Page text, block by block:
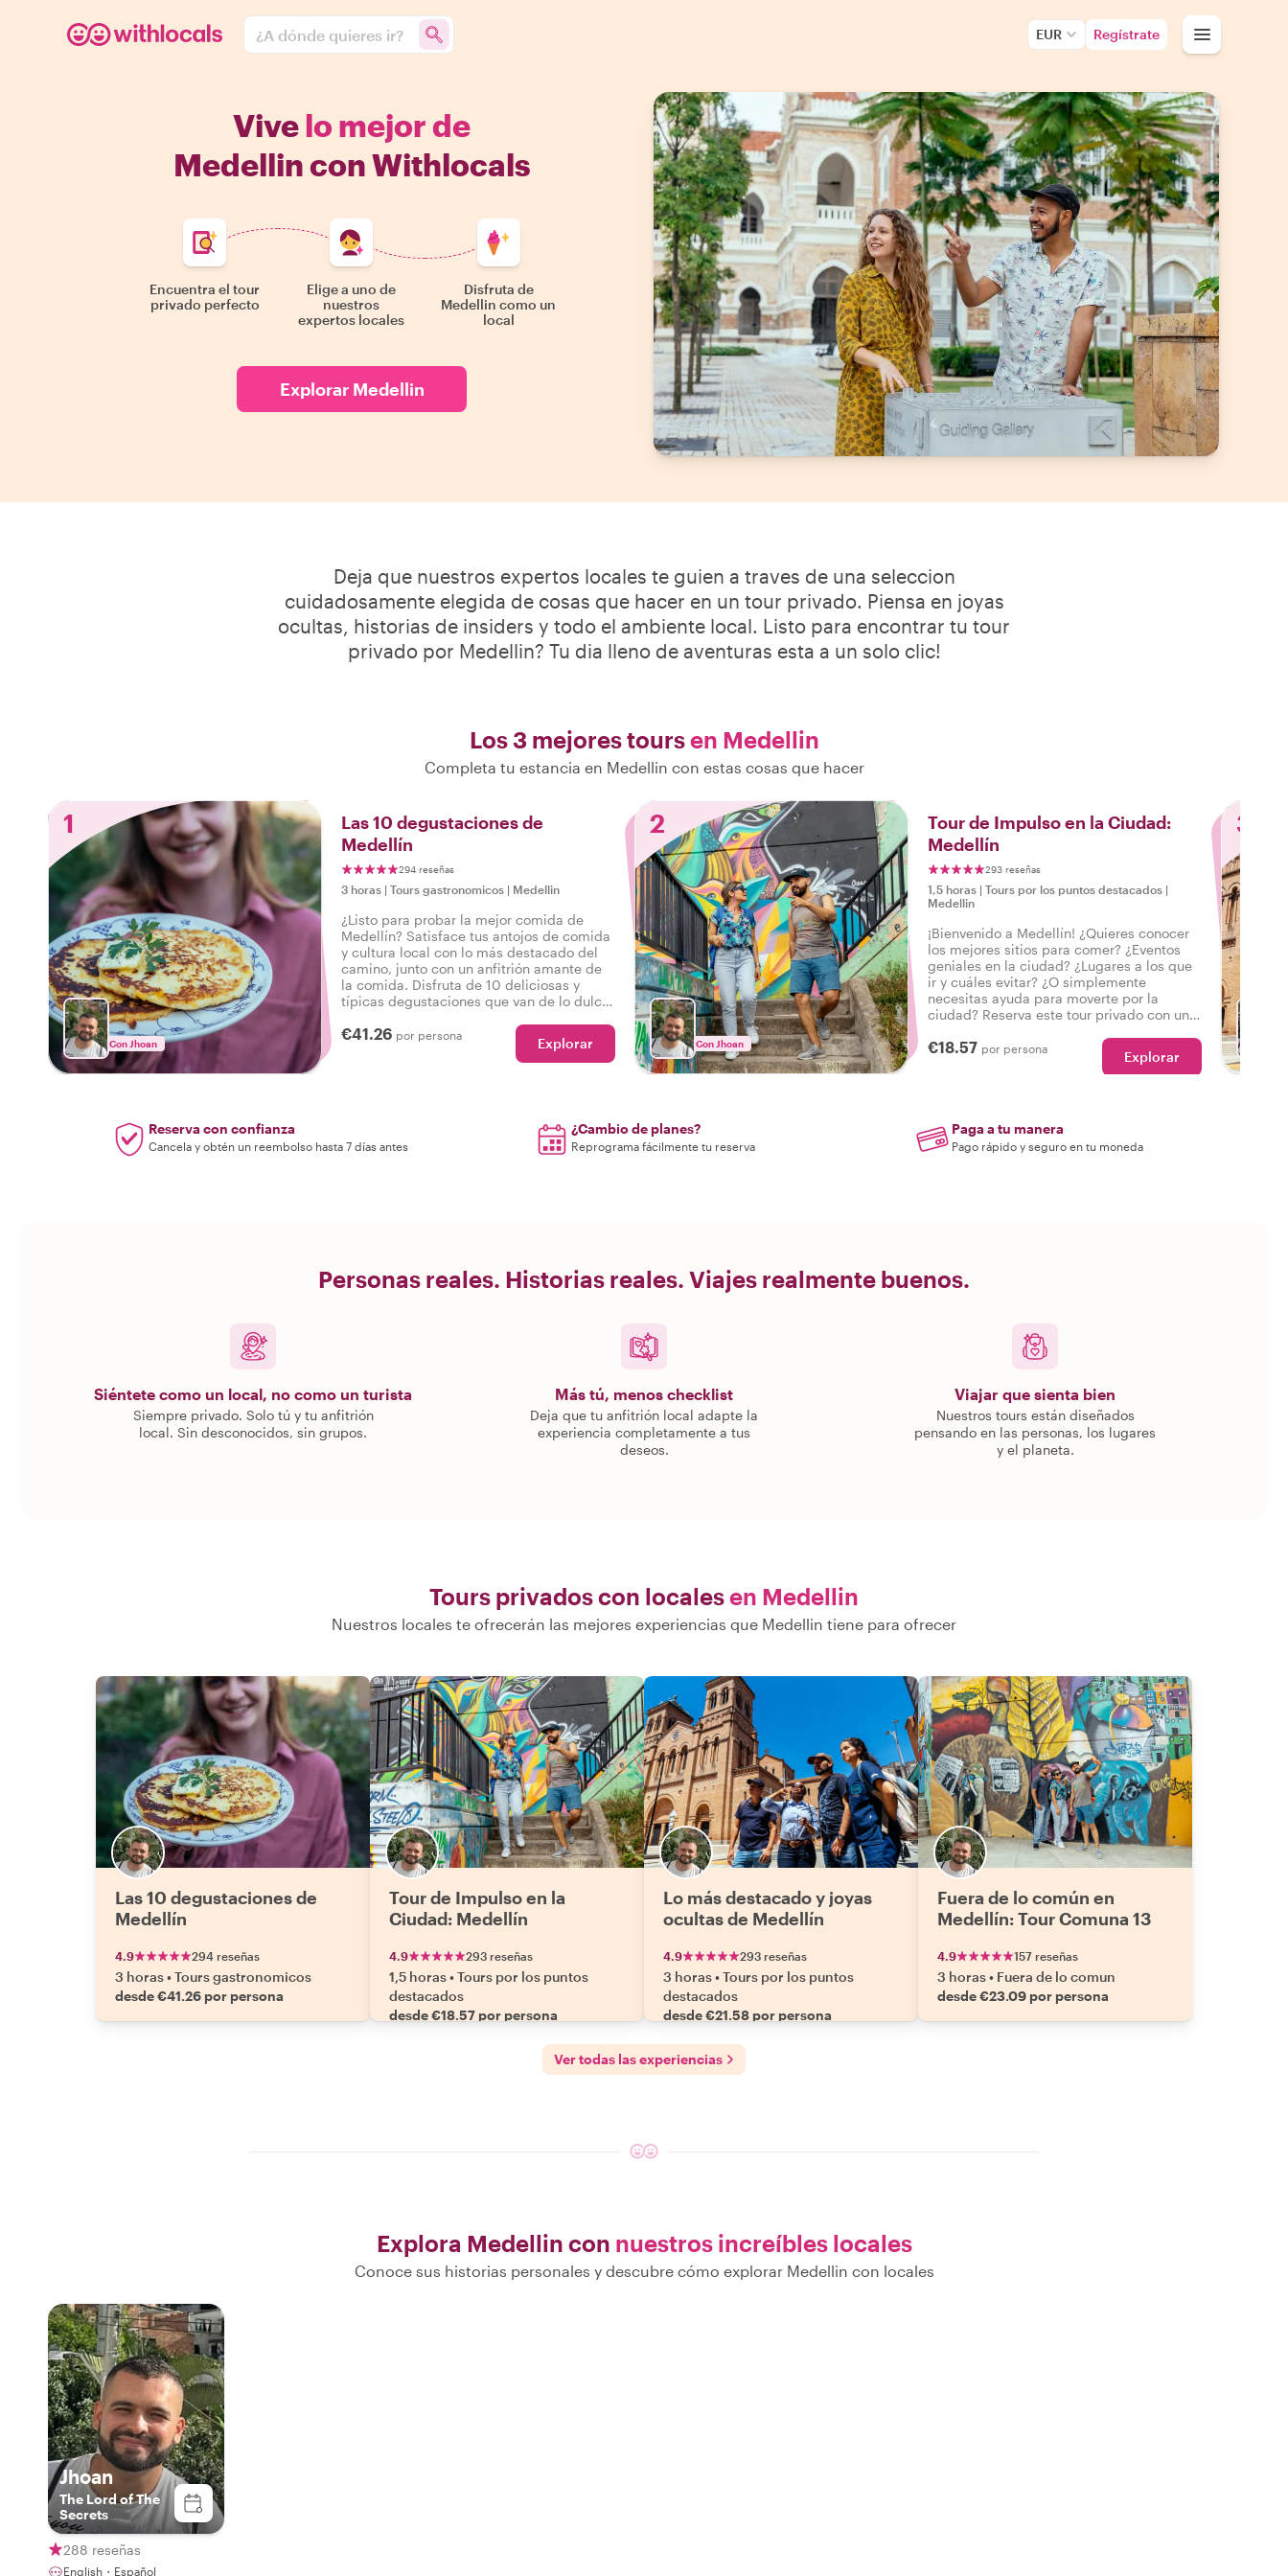
¿A dónde quieres ir? EUR Regístrate
Vivelo mejor de
Medellin con Withlocals
Encuentra el tour
privado perfecto
Elige a uno de
nuestros
expertos locales
Disfruta de
Medellin como un
local
Explorar Medellin
Deja que nuestros expertos locales te guien a traves de una seleccion
cuidadosamente elegida de cosas que hacer en un tour privado. Piensa en joyas
ocultas, historias de insiders y todo el ambiente local. Listo para encontrar tu tour
privado por Medellin? Tu dia lleno de aventuras esta a un solo clic!
Los 3 mejores toursen Medellin
Completa tu estancia en Medellin con estas cosas que hacer
1
Con Jhoan
Las 10 degustaciones de
Medellín
294 reseñas
3 horas | Tours gastronomicos | Medellin
¿Listo para probar la mejor comida de
Medellín? Satisface tus antojos de comida
y cultura local con lo más destacado del
camino, junto con un anfitrión amante de
la comida. Disfruta de 10 deliciosas y
típicas degustaciones que van de lo dulce
sabroso tour gastronómico por Medellín.
€41.26 por persona Explorar
2
Con Jhoan
Tour de Impulso en la Ciudad:
Medellín
293 reseñas
1,5 horas | Tours por los puntos destacados |
Medellin
¡Bienvenido a Medellín! ¿Quieres conocer
los mejores sitios para comer? ¿Eventos
geniales en la ciudad? ¿Lugares a los que
ir y cuáles evitar? ¿O simplemente
necesitas ayuda para moverte por la
ciudad? Reserva este tour privado con un
Medellín para empezar tu viaje por la
€18.57 por persona Explorar
3
Reserva con confianza
Cancela y obtén un reembolso hasta 7 días antes
¿Cambio de planes?
Reprograma fácilmente tu reserva
Paga a tu manera
Pago rápido y seguro en tu moneda
Personas reales. Historias reales. Viajes realmente buenos.
Siéntete como un local, no como un turista
Siempre privado. Solo tú y tu anfitrión
local. Sin desconocidos, sin grupos.
Más tú, menos checklist
Deja que tu anfitrión local adapte la
experiencia completamente a tus
deseos.
Viajar que sienta bien
Nuestros tours están diseñados
pensando en las personas, los lugares
y el planeta.
Tours privados con localesen Medellin
Nuestros locales te ofrecerán las mejores experiencias que Medellin tiene para ofrecer
Las 10 degustaciones de
Medellín
4.9 294 reseñas
3 horas•Tours gastronomicos
desde €41.26 por persona
Tour de Impulso en la
Ciudad: Medellín
4.9 293 reseñas
1,5 horas•Tours por los puntos
destacados
desde €18.57 por persona
Lo más destacado y joyas
ocultas de Medellín
4.9 293 reseñas
3 horas•Tours por los puntos
destacados
desde €21.58 por persona
Fuera de lo común en
Medellín: Tour Comuna 13
4.9 157 reseñas
3 horas• Fuera de lo comun
desde €23.09 por persona
Ver todas las experiencias
Explora Medellin con nuestros increíbles locales
Conoce sus historias personales y descubre cómo explorar Medellin con locales
Jhoan
The Lord of The
Secrets
288 reseñas
English・Español